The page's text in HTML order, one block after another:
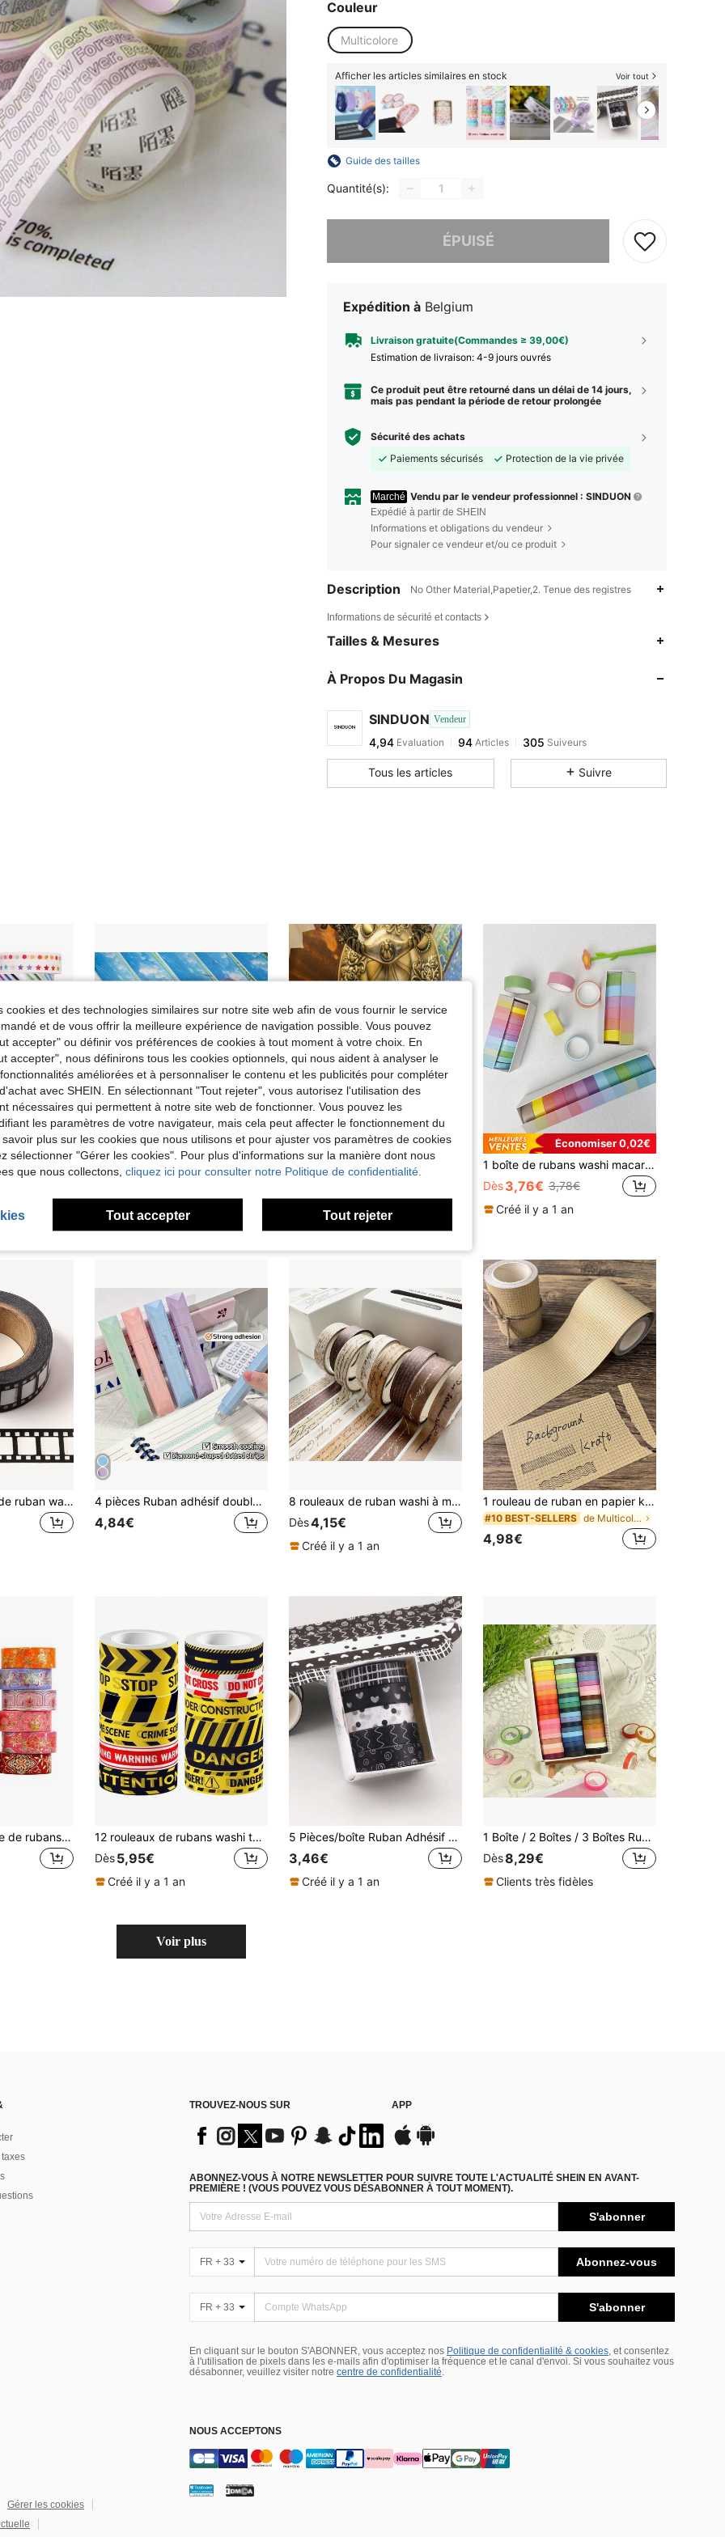
Couleur
Multicolore
Afficher les articles similaires en stock Voir tout
Guide des tailles
Quantité(s):
ÉPUISÉ
Désolés, ce produit est épuisé.
Expédition à Belgium
Livraison gratuite(Commandes ≥ 39,00€)
Estimation de livraison: 4-9 jours ouvrés
Ce produit peut être retourné dans un délai de 14 jours,
mais pas pendant la période de retour prolongée
Sécurité des achats
Paiements sécurisés
Protection de la vie privée
Marché Vendu par le vendeur professionnel : SINDUON
Expédié à partir de SHEIN
Informations et obligations du vendeur
Pour signaler ce vendeur et/ou ce produit
Description No Other Material,Papetier,2. Tenue des registres
Informations de sécurité et contacts
Tailles & Mesures
À Propos Du Magasin
SINDUON Vendeur
4,94 Evaluation 94 Articles 305 Suiveurs
Tous les articles Suivre
0,01€ Économiser 0,11€
-3%
1 rouleau de ruban, série voyeur, thème nuage de ciel exquis et beau, ruban de papier, fournitures de scrapbooking, accessoires de cahier, cadres photo décoratifs pour cahier, étuis de téléphone portable, tasses à eau, magazines de déchets, boîtes de papeterie, autocollants personnalisés DIY, rentrée scolaire, fournitures scolaires
Économiser 0,02€
1 boîte de rubans washi macaron multicolores, rubans de papier en dégradé de 6/12 couleurs, ruban décoratif mignon et frais pour le journaling DIY des filles, utilisation par les élèves pour la rentrée scolaire
Dès3,76€ 3,78€
Créé il y a 1 an
1 rouleau de 10 m de ruban washi avec design de film, autocollants mignons pour diary, journal, DIY, cahier, fournitures pour journal, ruban-cache, fournitures pour scrapbooking, scrap book, école, rentrée scolaire
4 pièces Ruban adhésif double face, liaison rotative sans couture à 360°, convient pour le scrapbooking, les loisirs créatifs, la rentrée scolaire, les fournitures de bureau, les journaux faits main et les projets artistiques
4,84€
8 rouleaux de ruban washi à motif floral vintage, design de style européen rétro, convient pour la décoration de boîtes cadeaux, le scrapbooking et la décoration de coques de téléphone DIY, ruban , essentiel pour la rentrée scolaire
Dès4,15€
Créé il y a 1 an
1 rouleau de ruban en papier kraft à carreaux, inscriptible pour le scrapbooking et la décoration DIY
#10 BEST-SELLERS de Multicolore Ruban de masquage
4,98€
12 pièces Ensemble de rubans washi à fleurs épanouies, autocollants de décoration en feuille d'or rétro à motif floral, ruban de masquage, autocollants décoratifs adhésifs pour journal, album, fournitures de scrapbooking
12 rouleaux de rubans washi thème construction en jaune, rouge et noir avec slogans. Rubans adhésifs de masquage pour journal intime, emballage cadeau, fournitures d'artisanat et décorations pour anniversaire thème chantier, rentrée scolaire.
Dès5,95€
Créé il y a 1 an
5 Pièces/boîte Ruban Adhésif Washi De Base Vintage Pour La Décoration Polyvalente, Le Scrapbooking Et La Journalisation
3,46€
Créé il y a 1 an
1 Boîte / 2 Boîtes / 3 Boîtes Ruban Washi, 60 Couleurs, Ruban Masquant Décoratif Fin de Couleur Unie Arc-en-ciel Basique Convient pour l'Art, le Bullet Journal, l'Emballage, la Planification, le Calendrier, le Scrapbooking, Ruban Autocollant, Fournitures Scolaires
Dès8,29€
Clients très fidèles
Voir plus
taxes
TROUVEZ-NOUS SUR APP
ABONNEZ-VOUS À NOTRE NEWSLETTER POUR SUIVRE TOUTE L'ACTUALITÉ SHEIN EN AVANT-
PREMIÈRE ! (VOUS POUVEZ VOUS DÉSABONNER À TOUT MOMENT).
S'abonner
FR + 33 Abonnez-vous
FR + 33 S'abonner
En cliquant sur le bouton S'ABONNER, vous acceptez nos Politique de confidentialité & cookies, et consentez
à l'utilisation de pixels dans les e-mails afin d'optimiser la fréquence et le canal d'envoi. Si vous souhaitez vous
désabonner, veuillez visiter notre centre de confidentialité.
NOUS ACCEPTONS
Gérer les cookies
cookies et des technologies similaires sur notre site web afin de vous fournir le service
et de vous offrir la meilleure expérience de navigation possible. Vous pouvez
accepter" ou définir vos préférences de cookies à tout moment à votre choix. En
accepter", nous définirons tous les cookies optionnels, qui nous aident à analyser le
améliorées et à personnaliser le contenu et les publicités pour compléter
avec SHEIN. En sélectionnant "Tout rejeter", vous autorisez l'utilisation des
nécessaires qui permettent à notre site web de fonctionner. Vous pouvez les
les paramètres de votre navigateur, mais cela peut affecter le fonctionnement du
plus sur les cookies que nous utilisons et pour ajuster vos paramètres de cookies
sélectionner "Gérer les cookies". Pour plus d'informations sur la manière dont nous
que nous collectons, cliquez ici pour consulter notre Politique de confidentialité.
Tout accepter Tout rejeter